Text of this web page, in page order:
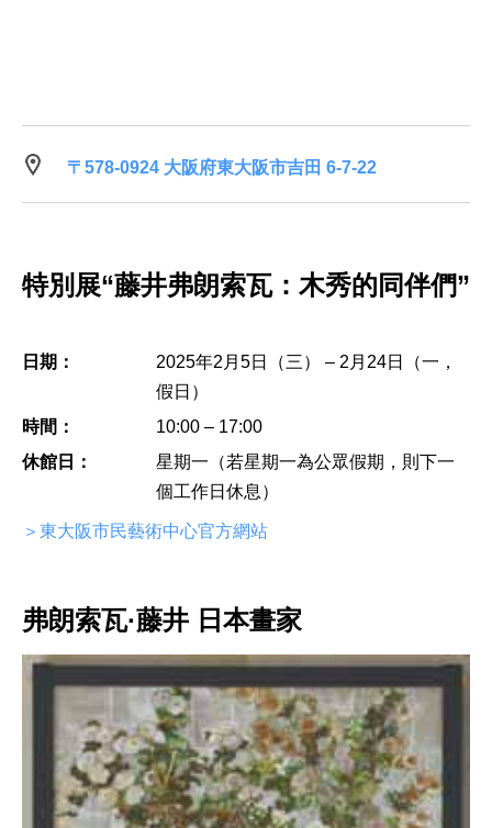
〒578-0924 大阪府東大阪市吉田 6-7-22
特別展“藤井弗朗索瓦：木秀的同伴們”
日期：
2025年2月5日（三） – 2月24日（一，
假日）
時間：
10:00 – 17:00
休館日：
星期一（若星期一為公眾假期，則下一
個工作日休息）
＞東大阪市民藝術中心官方網站
弗朗索瓦·藤井 日本畫家